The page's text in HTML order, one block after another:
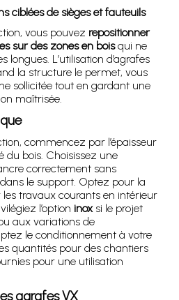
ciblées de sièges et fauteuils
vous pouvez repositionner
sur des zones en boisqui ne
longues. L’utilisation d’agrafes
la structure le permet, vous
sollicitée tout en gardant une
maîtrisée.
commencez par l’épaisseur
bois. Choisissez une
correctement sans
le support. Optez pour la
travaux courants en intérieur
l’option inoxsi le projet
aux variations de
le conditionnement à votre
quantités pour des chantiers
pour une utilisation
agrafes VX